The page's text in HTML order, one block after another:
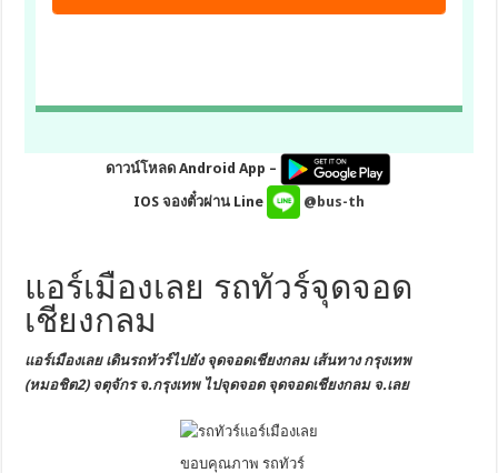
ดาวน์โหลด Android App –
IOS จองตั๋วผ่าน Line
@bus-th
แอร์เมืองเลย รถทัวร์จุดจอด
เชียงกลม
แอร์เมืองเลย เดินรถทัวร์ไปยัง จุดจอดเชียงกลมเส้นทาง กรุงเทพ
(หมอชิต2) จตุจักร จ.กรุงเทพ ไปจุดจอด จุดจอดเชียงกลม จ.เลย
ขอบคุณภาพ รถทัวร์